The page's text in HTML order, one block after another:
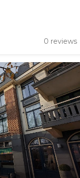
0 reviews